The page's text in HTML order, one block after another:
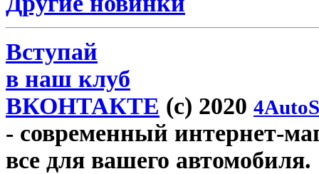
Вступай
в наш клуб
ВКОНТАКТЕ (c) 2020
- современный интернет-
все для вашего автомобиля.